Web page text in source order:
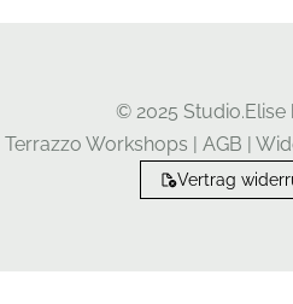
© 2025 Studio.Elise
Terrazzo Workshops | AGB |
Vertrag